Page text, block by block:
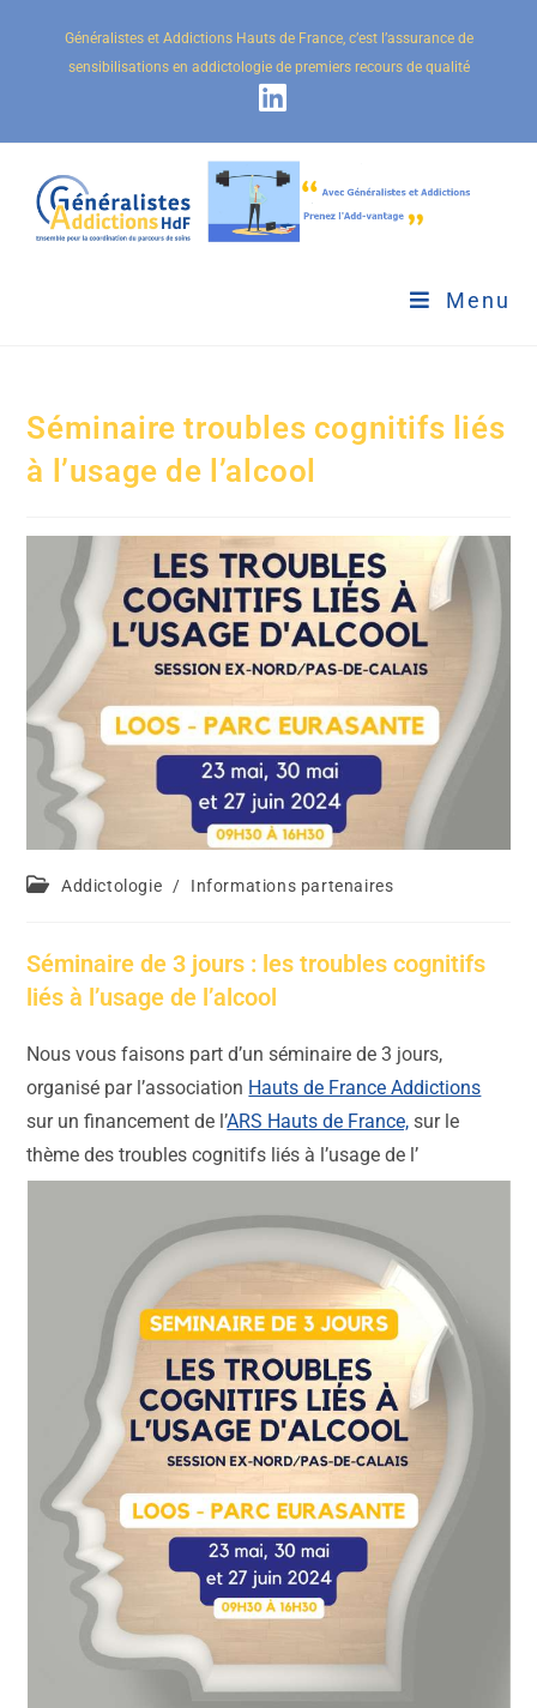
Généralistes et Addictions Hauts de France, c’est l’assurance de
sensibilisations en addictologie de premiers recours de qualité
Menu
Séminaire troubles cognitifs liés
à l’usage de l’alcool
Addictologie / Informations partenaires
Séminaire de 3 jours : les troubles cognitifs
liés à l’usage de l’alcool
Nous vous faisons part d’un séminaire de 3 jours,
organisé par l’association Hauts de France Addictions
sur un financement de l’ARS Hauts de France, sur le
thème des troubles cognitifs liés à l’usage de l’